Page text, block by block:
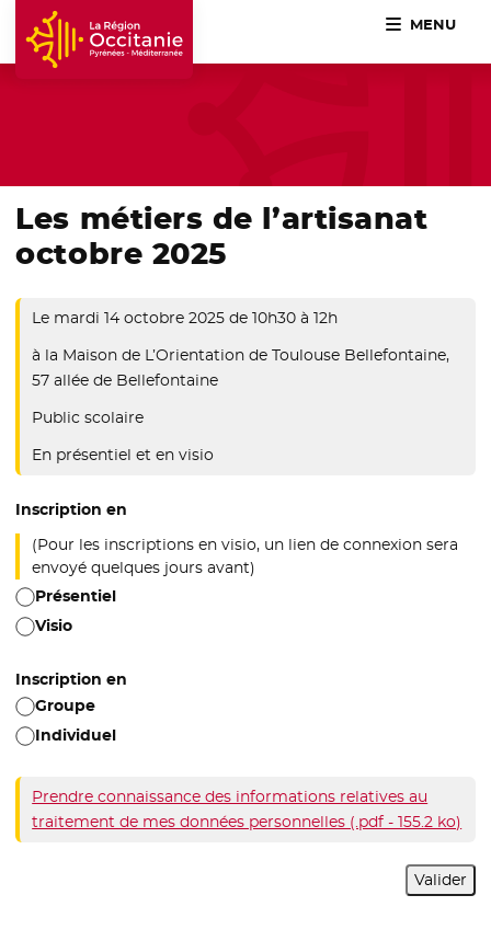
Accueil Région Occitanie / Pyrénées-Méditerranée
MENU
Les métiers de l’artisanat
octobre 2025
Le mardi 14 octobre 2025 de 10h30 à 12h
à la Maison de L’Orientation de Toulouse Bellefontaine,
57 allée de Bellefontaine
Public scolaire
En présentiel et en visio
Inscription en
(Pour les inscriptions en visio, un lien de connexion sera
envoyé quelques jours avant)
Présentiel
Visio
Inscription en
Groupe
Individuel
Prendre connaissance des informations relatives au
traitement de mes données personnelles (.pdf - 155.2 ko)
Valider